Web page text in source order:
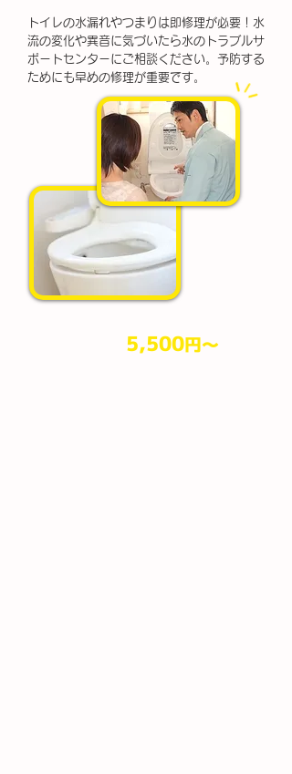
トイレの水漏れやつまりは即修理が必要！水
流の変化や異音に気づいたら水のトラブルサ
ポートセンターにご相談ください。予防する
ためにも早めの修理が重要です。
5,500円​～（税込）